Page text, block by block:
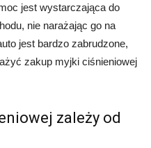
jest wystarczająca do
nie narażając go na
jest bardzo zabrudzone,
zakup myjki ciśnieniowej
zależy od